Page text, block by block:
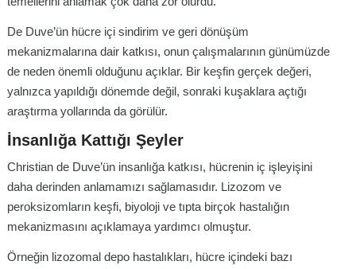
De Duve’ün hücre içi sindirim ve geri dönüşüm
mekanizmalarına dair katkısı, onun çalışmalarının günümüzde
de neden önemli olduğunu açıklar. Bir keşfin gerçek değeri,
yalnızca yapıldığı dönemde değil, sonraki kuşaklara açtığı
araştırma yollarında da görülür.
İnsanlığa Kattığı Şeyler
Christian de Duve’ün insanlığa katkısı, hücrenin iç işleyişini
daha derinden anlamamızı sağlamasıdır. Lizozom ve
peroksizomların keşfi, biyoloji ve tıpta birçok hastalığın
mekanizmasını açıklamaya yardımcı olmuştur.
Örneğin lizozomal depo hastalıkları, hücre içindeki bazı